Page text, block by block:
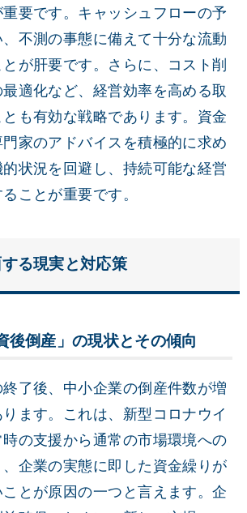
要です。キャッシュフローの予
不測の事態に備えて十分な流動
が肝要です。さらに、コスト削
適化など、経営効率を高める取
とも有効な戦略であります。資金
家のアドバイスを積極的に求め
状況を回避し、持続可能な経営
ことが重要です。
る現実と対応策
後倒産」の現状とその傾向
了後、中小企業の倒産件数が増
ます。これは、新型コロナウイ
の支援から通常の市場環境への
企業の実態に即した資金繰りが
とが原因の一つと言えます。企